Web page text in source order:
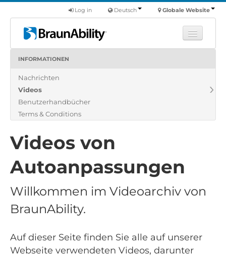
Globale Website
Deutsch
Log in
Produkte
Über uns
Finde einen Händler
INFORMATIONEN
Nachrichten
Videos
Benutzerhandbücher
Terms & Conditions
Videos von
Autoanpassungen
Willkommen im Videoarchiv von
BraunAbility.
Auf dieser Seite finden Sie alle auf unserer
Webseite verwendeten Videos, darunter